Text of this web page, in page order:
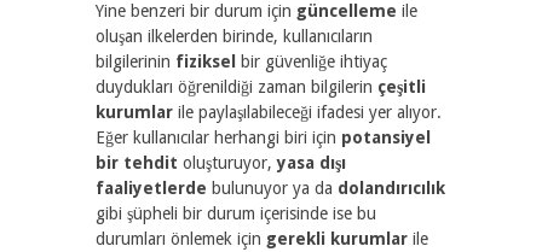
Yine benzeri bir durum için güncelleme ile
oluşan ilkelerden birinde, kullanıcıların
bilgilerinin fiziksel
bir güvenliğe ihtiyaç
duydukları öğrenildiği zaman bilgilerin çeşitli
kurumlar ile paylaşılabileceği ifadesi yer alıyor.
Eğer kullanıcılar herhangi biri için potansiyel
bir tehdit oluşturuyor,yasa dışı
faaliyetlerde bulunuyor ya da dolandırıcılık
gibi şüpheli bir durum içerisinde ise bu
durumları önlemek için gerekli kurumlar ile